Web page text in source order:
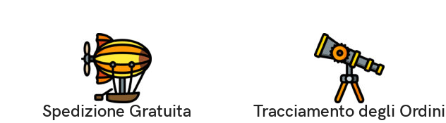
Spedizione Gratuita Tracciamento degli Ordini